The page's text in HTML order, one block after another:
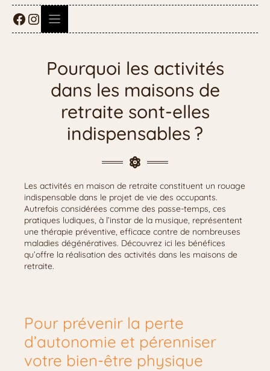
Pourquoi les activités
dans les maisons de
retraite sont-elles
indispensables ?
Les activités en maison de retraite constituent un rouage
indispensable dans le projet de vie des occupants.
Autrefois considérées comme des passe-temps, ces
pratiques ludiques, à l’instar de la musique, représentent
une thérapie préventive, efficace contre de nombreuses
maladies dégénératives. Découvrez ici les bénéfices
qu’offre la réalisation des activités dans les maisons de
retraite.
Pour prévenir la perte
d’autonomie et pérenniser
votre bien-être physique